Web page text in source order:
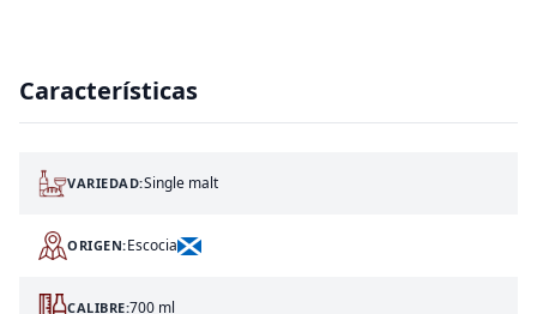
Características
VARIEDAD:Single malt
ORIGEN:Escocia
CALIBRE:700 ml